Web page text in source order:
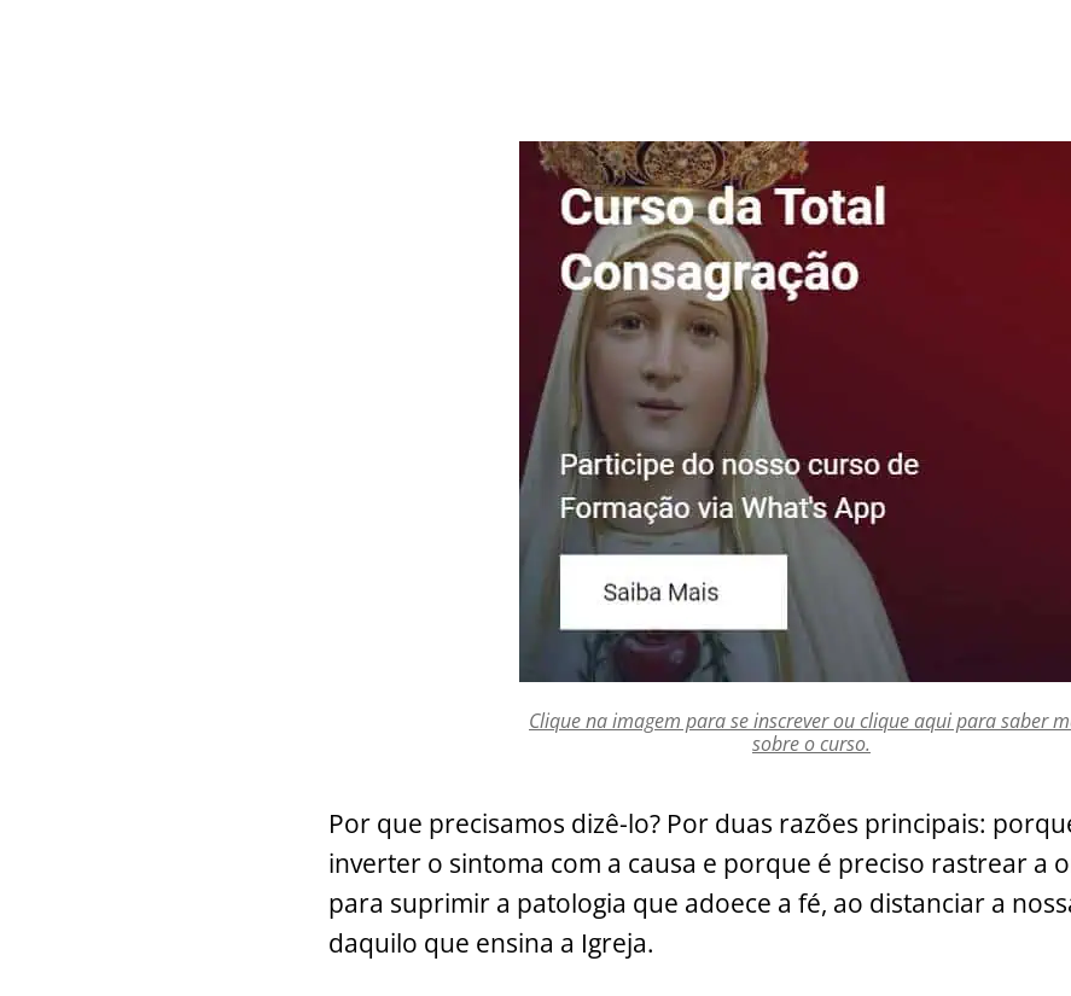
Clique na imagem para se inscrever ou clique aqui para saber
sobre o curso.
Por que precisamos dizê-lo? Por duas razões principais:
inverter o sintoma com a causa e porque é preciso rastrear a
para suprimir a patologia que adoece a fé, ao distanciar a
daquilo que ensina a Igreja.